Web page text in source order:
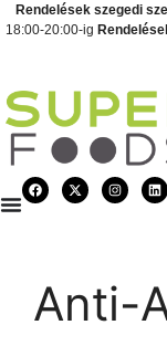
Rendelések szegedi
18:00-20:00-ig
Anti-